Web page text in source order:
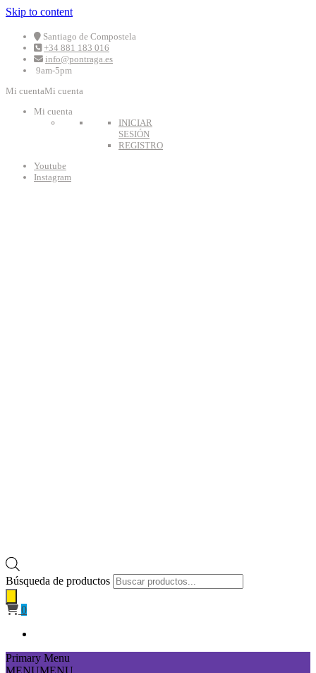
Skip to content
Santiago de Compostela
+34 881 183 016
info@pontraga.es
9am-5pm
Mi cuentaMi cuenta
Mi cuenta
INICIAR
SESIÓN
REGISTRO
Youtube
Instagram
Búsqueda de productos
0
Primary Menu
MENUMENU